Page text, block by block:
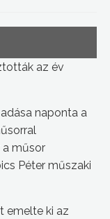
az év
naponta a
a műsor
Péter műszaki
emelte ki az